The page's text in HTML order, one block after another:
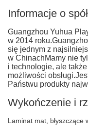
Informacje o
Guangzhou Yuhua
w 2014
się jednym z
w ChinachMamy nie
i technologie, ale
możliwości
Państwu produkty
Wykończenie i
Laminat mat, błyszczące